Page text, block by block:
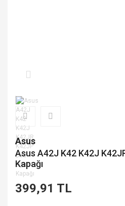
Asus
Asus A42J K42 K42J
Kapağı
399,91 TL